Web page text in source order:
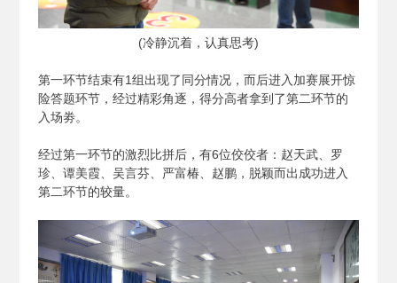
(冷静沉着，认真思考)
第一环节结束有1组出现了同分情况，而后进入加赛展开惊
险答题环节，经过精彩角逐，得分高者拿到了第二环节的
入场劵。
经过第一环节的激烈比拼后，有6位佼佼者：赵天武、罗
珍、谭美霞、吴言芬、严富椿、赵鹏，脱颖而出成功进入
第二环节的较量。